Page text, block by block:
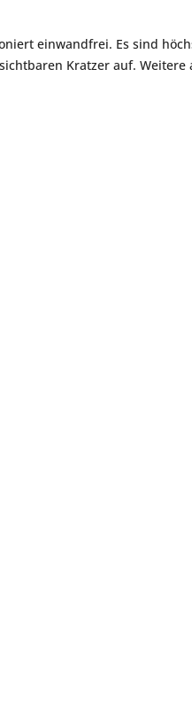
einwandfrei. Es sind
Kratzer auf.